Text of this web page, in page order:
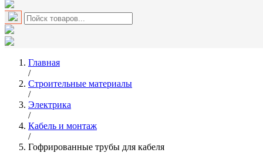
Главная
/
Строительные материалы
/
Электрика
/
Кабель и монтаж
/
Гофрированные трубы для кабеля